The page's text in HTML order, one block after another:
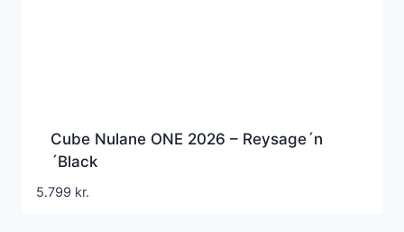
Cube Nulane ONE 2026 – Reysage´n
´Black
5.799 kr.